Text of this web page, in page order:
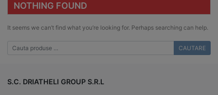
NOTHING FOUND
It seems we can’t find what you’re looking for. Perhaps searching can help.
CAUTARE
S.C. DRIATHELI GROUP S.R.L